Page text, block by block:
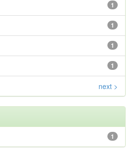
1
1
1
1
next >
1